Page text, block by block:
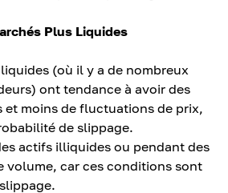
Plus Liquides
(où il y a de nombreux
ont tendance à avoir des
et moins de fluctuations de prix,
de slippage.
actifs illiquides ou pendant des
volume, car ces conditions sont